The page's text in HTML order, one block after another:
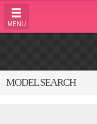
MENU
MODEL SEARCH